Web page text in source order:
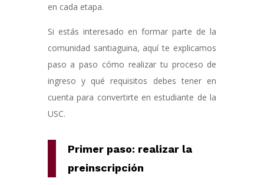
en cada etapa.
Si estás interesado en formar parte de la
comunidad santiaguina, aquí te explicamos
paso a paso cómo realizar tu proceso de
ingreso y qué requisitos debes tener en
cuenta para convertirte en estudiante de la
USC.
Primer paso: realizar la
preinscripción